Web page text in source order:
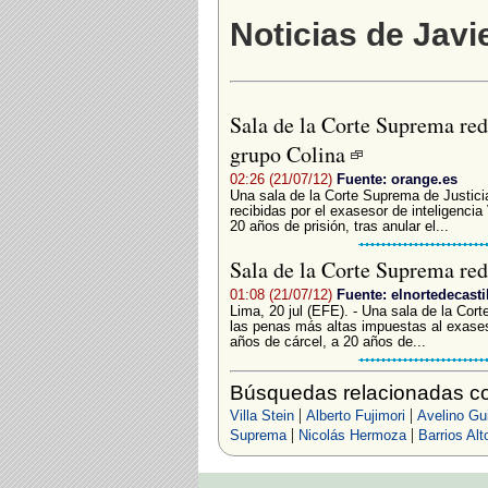
Noticias de
Sala de la Corte Suprema
grupo Colina
02:26 (21/07/12) Fuente: orange.es
Una sala de la Corte Suprema de
recibidas por el exasesor de
20 años de prisión, tras anular el...
Sala de la Corte Suprema
01:08 (21/07/12) Fuente:
Lima, 20 jul (EFE). - Una sala de la
las penas más altas impuestas al
años de cárcel, a 20 años de...
Búsquedas relacionadas
Villa Stein| Alberto Fujimori | Avelino
Suprema| Nicolás Hermoza| Barrios